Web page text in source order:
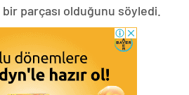
bir parçası olduğunu söyledi.